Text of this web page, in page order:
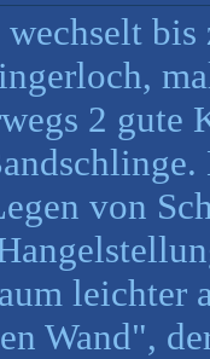
bis
2 gute
von
leichter
Wand",